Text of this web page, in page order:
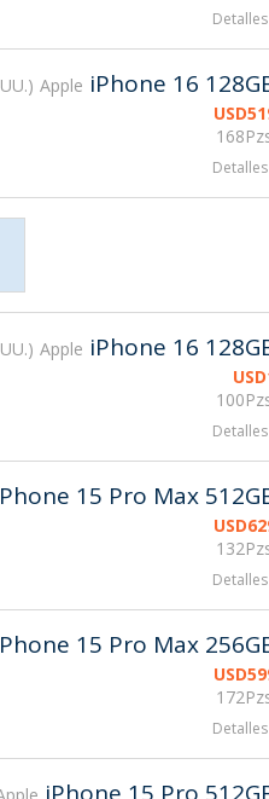
Detalles
Apple iPhone 16
USD
Detalles
Apple iPhone 16
USD
Detalles
15 Pro Max
USD
Detalles
15 Pro Max
USD
Detalles